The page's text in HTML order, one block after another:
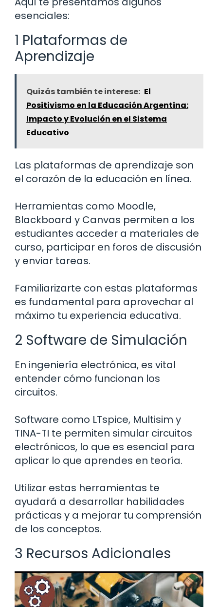
esenciales:
1 Plataformas de
Aprendizaje
Quizás también te interese: El
Positivismo en la Educación Argentina:
Impacto y Evolución en el Sistema
Educativo
Las plataformas de aprendizaje son
el corazón de la educación en línea.
Herramientas como Moodle,
Blackboard y Canvas permiten a los
estudiantes acceder a materiales de
curso, participar en foros de discusión
y enviar tareas.
Familiarizarte con estas plataformas
es fundamental para aprovechar al
máximo tu experiencia educativa.
2 Software de Simulación
En ingeniería electrónica, es vital
entender cómo funcionan los
circuitos.
Software como LTspice, Multisim y
TINA-TI te permiten simular circuitos
electrónicos, lo que es esencial para
aplicar lo que aprendes en teoría.
Utilizar estas herramientas te
ayudará a desarrollar habilidades
prácticas y a mejorar tu comprensión
de los conceptos.
3 Recursos Adicionales